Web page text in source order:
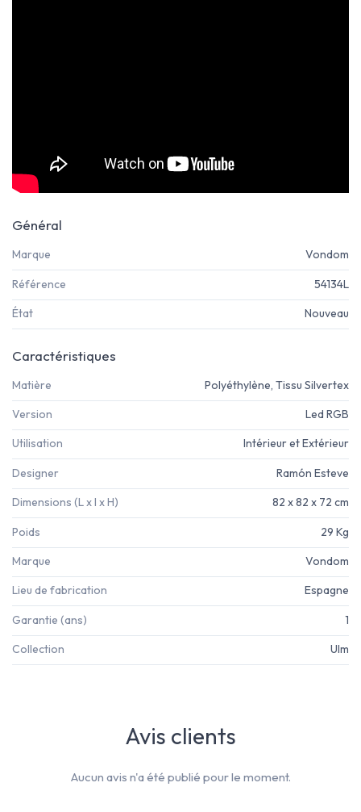
Général
Marque Vondom
Référence 54134L
État Nouveau
Caractéristiques
Matière Polyéthylène, Tissu Silvertex
Version Led RGB
Utilisation Intérieur et Extérieur
Designer Ramón Esteve
Dimensions (L x l x H) 82 x 82 x 72 cm
Poids 29 Kg
Marque Vondom
Lieu de fabrication Espagne
Garantie (ans) 1
Collection Ulm
Avis clients
Aucun avis n'a été publié pour le moment.